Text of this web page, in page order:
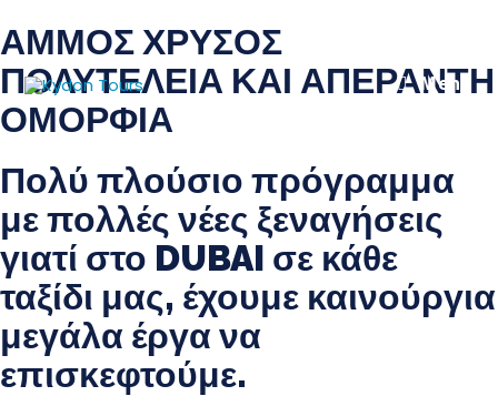
Menu
9/2/24 – 16/2/24
8 ΜΕΡΕΣ - 7 ΔΙΑΝΥΚΤΕΡΕΥΣΕΙΣ
ΑΜΜΟΣ ΧΡΥΣΟΣ
ΠΟΛΥΤΕΛΕΙΑ ΚΑΙ ΑΠΕΡΑΝΤΗ
ΟΜΟΡΦΙΑ
Πολύ πλούσιο πρόγραμμα
με πολλές νέες ξεναγήσεις
γιατί στο DUBAI σε κάθε
ταξίδι μας, έχουμε καινούργια
μεγάλα έργα να
επισκεφτούμε.